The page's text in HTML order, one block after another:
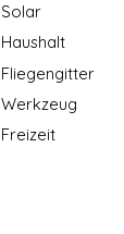
Solar
Haushalt
Fliegengitter
Werkzeug
Freizeit